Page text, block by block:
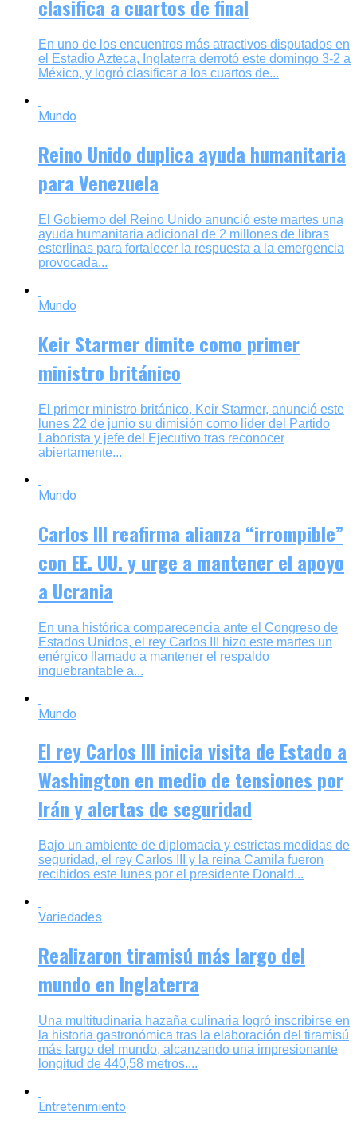
clasifica a cuartos de final
En uno de los encuentros más atractivos disputados en
el Estadio Azteca, Inglaterra derrotó este domingo 3-2 a
México, y logró clasificar a los cuartos de...
Mundo
Reino Unido duplica ayuda humanitaria
para Venezuela
El Gobierno del Reino Unido anunció este martes una
ayuda humanitaria adicional de 2 millones de libras
esterlinas para fortalecer la respuesta a la emergencia
provocada...
Mundo
Keir Starmer dimite como primer
ministro británico
El primer ministro británico, Keir Starmer, anunció este
lunes 22 de junio su dimisión como líder del Partido
Laborista y jefe del Ejecutivo tras reconocer
abiertamente...
Mundo
Carlos III reafirma alianza “irrompible”
con EE. UU. y urge a mantener el apoyo
a Ucrania
En una histórica comparecencia ante el Congreso de
Estados Unidos, el rey Carlos III hizo este martes un
enérgico llamado a mantener el respaldo
inquebrantable a...
Mundo
El rey Carlos III inicia visita de Estado a
Washington en medio de tensiones por
Irán y alertas de seguridad
Bajo un ambiente de diplomacia y estrictas medidas de
seguridad, el rey Carlos III y la reina Camila fueron
recibidos este lunes por el presidente Donald...
Variedades
Realizaron tiramisú más largo del
mundo en Inglaterra
Una multitudinaria hazaña culinaria logró inscribirse en
la historia gastronómica tras la elaboración del tiramisú
más largo del mundo, alcanzando una impresionante
longitud de 440,58 metros....
Entretenimiento